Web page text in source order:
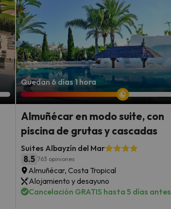
Quedan 6 días 1 hora
Almuñécar en modo suite, con
piscina de grutas y cascadas
Suites Albayzín del Mar
8.5 763 opiniones
Almuñécar, Costa Tropical
Alojamiento y desayuno
Cancelación GRATIS hasta 5 días antes